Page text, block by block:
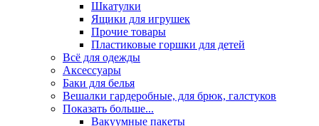
Шкатулки
Ящики для игрушек
Прочие товары
Пластиковые горшки для детей
Всё для одежды
Аксессуары
Баки для белья
Вешалки гардеробные, для брюк, галстуков
Показать больше...
Вакуумные пакеты